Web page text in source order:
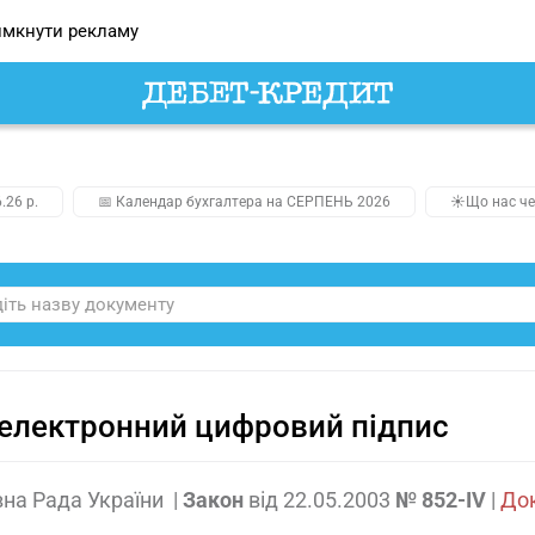
рекламу
р. 📅 Календар бухгалтера на СЕРПЕНЬ 2026 ☀️Що нас
цифровий підпис
Рада України | Закон від 22.05.2003 № 852-IV |